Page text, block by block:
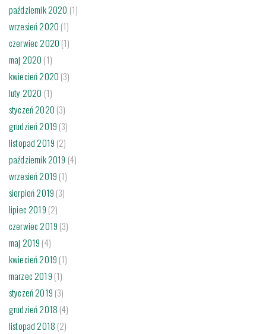
październik 2020 (1)
wrzesień 2020 (1)
czerwiec 2020 (1)
maj 2020 (1)
kwiecień 2020 (3)
luty 2020 (1)
styczeń 2020 (3)
grudzień 2019 (3)
listopad 2019 (2)
październik 2019 (4)
wrzesień 2019 (1)
sierpień 2019 (3)
lipiec 2019 (2)
czerwiec 2019 (3)
maj 2019 (4)
kwiecień 2019 (1)
marzec 2019 (1)
styczeń 2019 (3)
grudzień 2018 (4)
listopad 2018 (2)